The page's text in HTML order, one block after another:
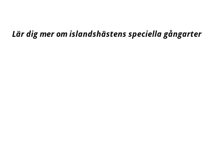
Lär dig mer om islandshästens speciella gångarter